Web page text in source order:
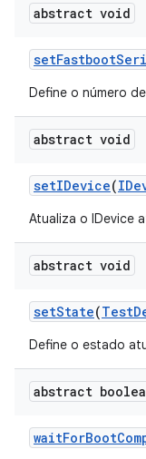
abstract void
setFastboot
Define o número
abstract void
setIDevice(
Atualiza o IDevice
abstract void
setState(Test
Define o estado
abstract
waitForBoot